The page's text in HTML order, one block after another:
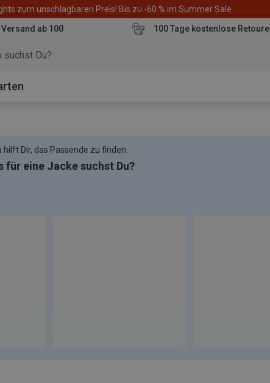
zum unschlagbaren Preis! Bis zu -60 % im Summer Sale
ab 100
100 Tage kostenlose Retoure
hilft Dir, das Passende zu finden.
für eine Jacke suchst Du?